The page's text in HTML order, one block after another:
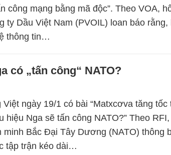
công mạng bằng mã độc”. Theo VOA,
ty Dầu Việt Nam (PVOIL) loan báo rằng,
thông tin…
có „tấn công“ NATO?
Việt ngày 19/1 có bài “Matxcơva tăng tốc
hiệu Nga sẽ tấn công NATO?” Theo
minh Bắc Đại Tây Dương (NATO) thông
tập trận kéo dài…